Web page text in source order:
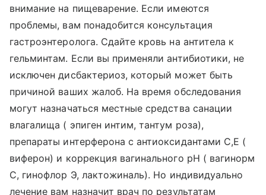
внимание на пищеварение. Если имеются
проблемы, вам понадобится консультация
гастроэнтеролога. Сдайте кровь на антитела к
гельминтам. Если вы применяли антибиотики, не
исключен дисбактериоз, который может быть
причиной ваших жалоб. На время обследования
могут назначаться местные средства санации
влагалища ( эпиген интим, тантум роза),
препараты интерферона с антиоксидантами С,Е (
виферон) и коррекция вагинального рН ( вагинорм
С, гинофлор Э, лактожиналь). Но индивидуально
лечение вам назначит врач по результатам